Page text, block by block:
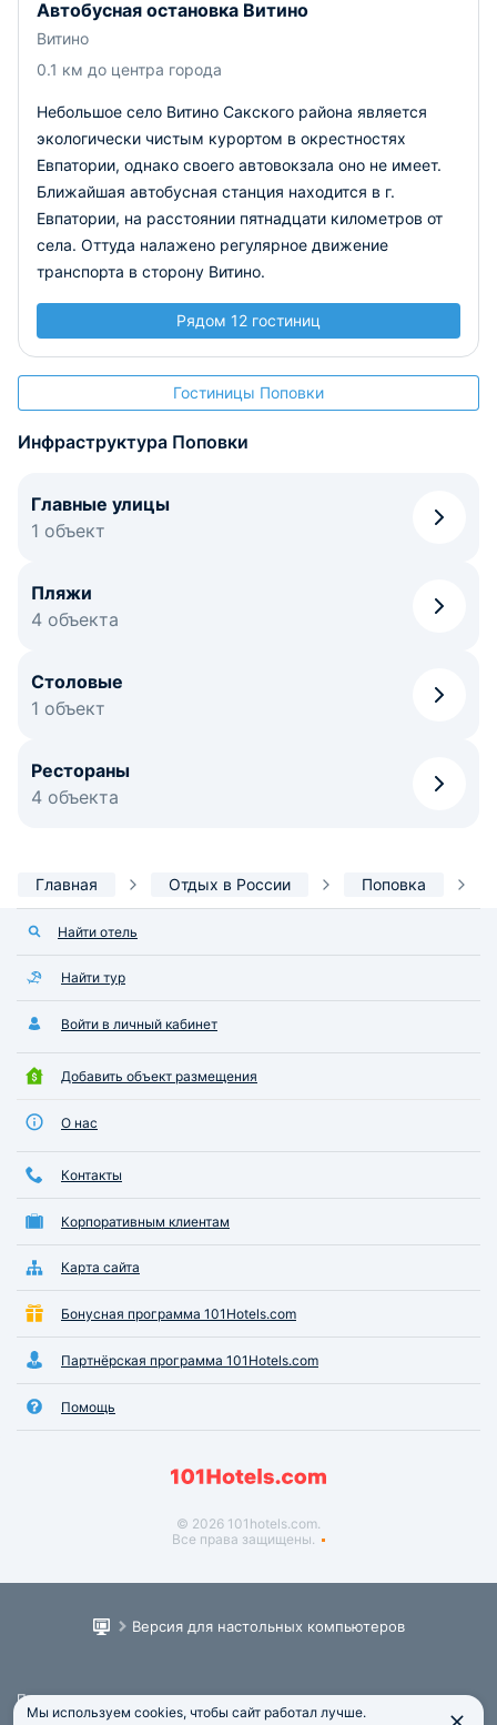
Автобусная остановка Витино
Витино
0.1 км до центра города
Небольшое село Витино Сакского района является
экологически чистым курортом в окрестностях
Евпатории, однако своего автовокзала оно не имеет.
Ближайшая автобусная станция находится в г.
Евпатории, на расстоянии пятнадцати километров от
села. Оттуда налажено регулярное движение
транспорта в сторону Витино.
Рядом 12 гостиниц
Гостиницы Поповки
Инфраструктура Поповки
Главные улицы
1 объект
Пляжи
4 объекта
Столовые
1 объект
Рестораны
4 объекта
Главная Отдых в России Поповка
Найти отель
Найти тур
Войти в личный кабинет
Добавить объект размещения
О нас
Контакты
Корпоративным клиентам
Карта сайта
Бонусная программа 101Hotels.com
Партнёрская программа 101Hotels.com
Помощь
© 2026 101hotels.com.
Все права защищены.
Версия для настольных компьютеров
Пользовательское соглашение
Юридическая информация
Мы используем cookies, чтобы сайт работал лучше.